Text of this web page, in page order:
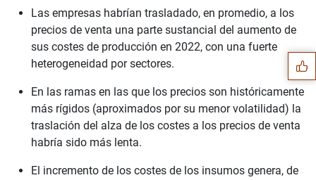
Las empresas habrían trasladado, en promedio, a los
precios de venta una parte sustancial del aumento de
sus costes de producción en 2022, con una fuerte
heterogeneidad por sectores.
En las ramas en las que los precios son históricamente
más rígidos (aproximados por su menor volatilidad) la
traslación del alza de los costes a los precios de venta
habría sido más lenta.
El incremento de los costes de los insumos genera, de
Sugerencias